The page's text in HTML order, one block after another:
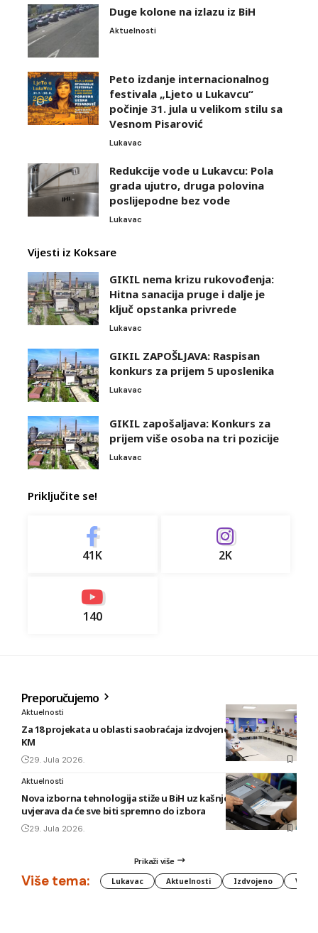
Duge kolone na izlazu iz BiH
Aktuelnosti
Peto izdanje internacionalnog
festivala „Ljeto u Lukavcu“
počinje 31. jula u velikom stilu sa
Vesnom Pisarović
Lukavac
Redukcije vode u Lukavcu: Pola
grada ujutro, druga polovina
poslijepodne bez vode
Lukavac
Vijesti iz Koksare
GIKIL nema krizu rukovođenja:
Hitna sanacija pruge i dalje je
ključ opstanka privrede
Lukavac
GIKIL ZAPOŠLJAVA: Raspisan
konkurs za prijem 5 uposlenika
Lukavac
GIKIL zapošaljava: Konkurs za
prijem više osoba na tri pozicije
Lukavac
Priključite se!
41K 2K
140
Preporučujemo
Aktuelnosti
Za 18 projekata u oblasti saobraćaja izdvojeno gotovo 40.000
KM
29. Jula 2026.
Aktuelnosti
Nova izborna tehnologija stiže u BiH uz kašnjenje, CIK
uvjerava da će sve biti spremno do izbora
29. Jula 2026.
Prikaži više
Više tema: Lukavac Aktuelnosti Izdvojeno